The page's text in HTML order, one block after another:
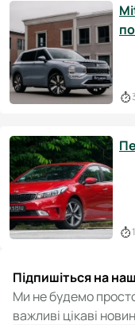
Підпишіться на
Ми не будемо
важливі цікаві